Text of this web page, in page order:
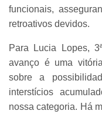
funcionais,
retroativos devidos.
Para Lucia Lopes,
avanço é uma
sobre a
interstícios
nossa categoria. Há